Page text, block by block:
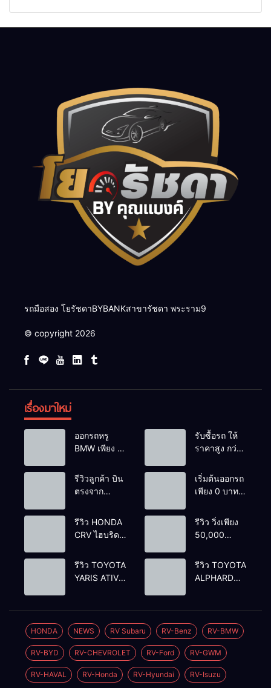
รถมือสอง โยรัชดาBYBANKสาขารัชดา พระราม9
© copyright 2026
เรื่องมาใหม่
ออกรถหรู
BMW เพียง 1
รับซื้อรถ ให้
ราคาสูง กว่า
ติดไฟแนนซ์ก็
รับซื้อ
รีวิวลูกค้า บิน
ตรงจาก
รถโยรัชดา
เริ่มต้นออกรถ
เพียง 0 บาท
รีวิว HONDA
CRV ไฮบริด
eHEV ES
2024 รุ่นรอง
วิ่ง3หมื่นกว่า
โล
รีวิว วิ่งเพียง
50,000
BENZ
GLC250d
เดียว ดีเซล
สวยหายาก
ทรง สปอร์ต
รีวิว TOYOTA
YARIS ATIV
ตัวท้อปสุด
ราคา
579,000
บาท
วิ่งน้อย
เพียง 400 กม.
รีวิว TOYOTA
ALPHARD
ท้อปเบนซิน
ราคา
2,050,000
บาท
วิ่งน้อย
เพียง 70,000
HONDA NEWS RV Subaru RV-Benz RV-BMW
RV-BYD RV-CHEVROLET RV-Ford RV-GWM
RV-HAVAL RV-Honda RV-Hyundai RV-Isuzu